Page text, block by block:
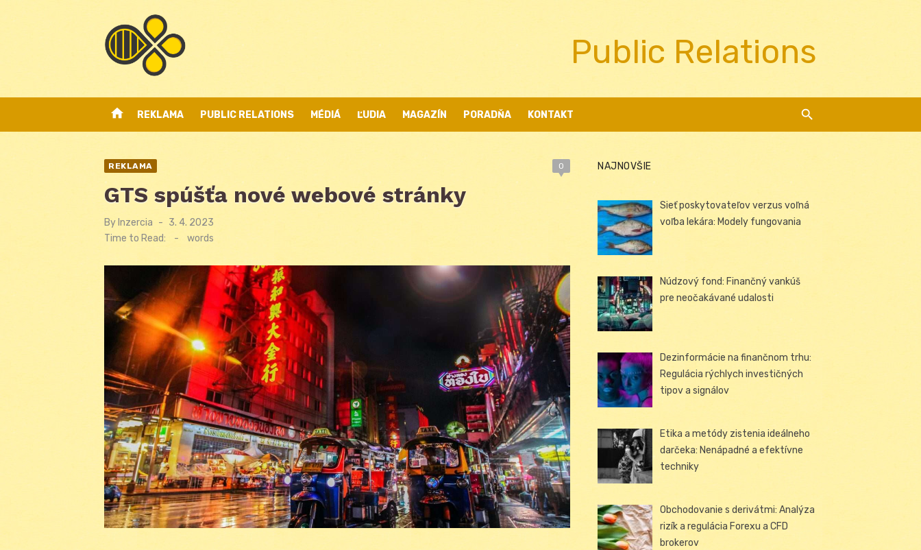
Public Relations
home REKLAMA PUBLIC RELATIONS MÉDIÁ ĽUDIA MAGAZÍN PORADŇA KONTAKT
REKLAMA 0
GTS spúšťa nové webové stránky
By Inzercia
Posted
3. 4. 2023
Time to Read:
- words
NAJNOVŠIE
Sieť poskytovateľov verzus voľná
voľba lekára: Modely fungovania
Núdzový fond: Finančný vankúš
pre neočakávané udalosti
Dezinformácie na finančnom trhu:
Regulácia rýchlych investičných
tipov a signálov
Etika a metódy zistenia ideálneho
darčeka: Nenápadné a efektívne
techniky
Obchodovanie s derivátmi: Analýza
rizík a regulácia Forexu a CFD
brokerov